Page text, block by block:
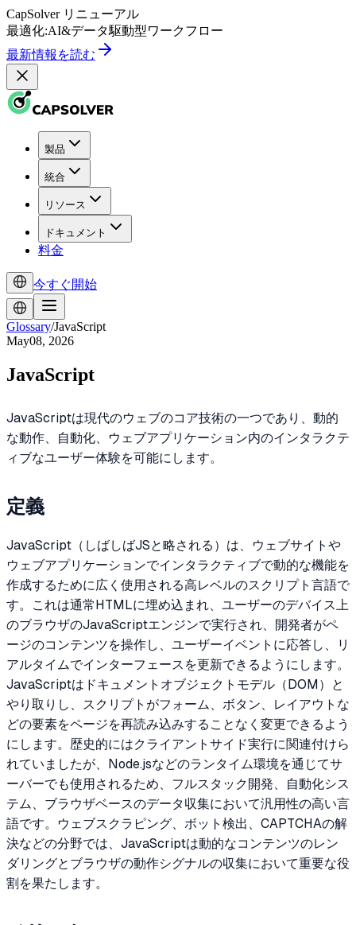
CapSolver リニューアル
最適化:AI&データ駆動型ワークフロー
最新情報を読む
製品
統合
リソース
ドキュメント
料金
今すぐ開始
Glossary/JavaScript
May08, 2026
JavaScript
JavaScriptは現代のウェブのコア技術の一つであり、動的
な動作、自動化、ウェブアプリケーション内のインタラクテ
ィブなユーザー体験を可能にします。
定義
JavaScript（しばしばJSと略される）は、ウェブサイトや
ウェブアプリケーションでインタラクティブで動的な機能を
作成するために広く使用される高レベルのスクリプト言語で
す。これは通常HTMLに埋め込まれ、ユーザーのデバイス上
のブラウザのJavaScriptエンジンで実行され、開発者がペ
ージのコンテンツを操作し、ユーザーイベントに応答し、リ
アルタイムでインターフェースを更新できるようにします。
JavaScriptはドキュメントオブジェクトモデル（DOM）と
やり取りし、スクリプトがフォーム、ボタン、レイアウトな
どの要素をページを再読み込みすることなく変更できるよう
にします。歴史的にはクライアントサイド実行に関連付けら
れていましたが、Node.jsなどのランタイム環境を通じてサ
ーバーでも使用されるため、フルスタック開発、自動化シス
テム、ブラウザベースのデータ収集において汎用性の高い言
語です。ウェブスクラピング、ボット検出、CAPTCHAの解
決などの分野では、JavaScriptは動的なコンテンツのレン
ダリングとブラウザの動作シグナルの収集において重要な役
割を果たします。